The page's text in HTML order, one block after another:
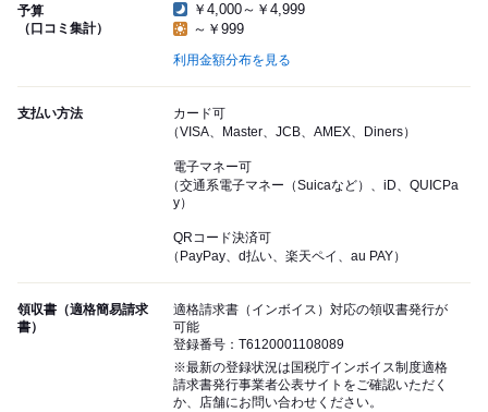
予算
（口コミ集計）
￥4,000～￥4,999
～￥999
利用金額分布を見る
支払い方法
カード可
（VISA、Master、JCB、AMEX、Diners）
電子マネー可
（交通系電子マネー（Suicaなど）、iD、QUICPa
y）
QRコード決済可
（PayPay、d払い、楽天ペイ、au PAY）
領収書（適格簡易請求
書）
適格請求書（インボイス）対応の領収書発行が
可能
登録番号：T6120001108089
※最新の登録状況は国税庁インボイス制度適格
請求書発行事業者公表サイトをご確認いただく
か、店舗にお問い合わせください。